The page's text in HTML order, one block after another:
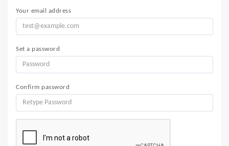
Your email address
Set a password
Confirm password